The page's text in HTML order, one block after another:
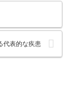
代表的な疾患